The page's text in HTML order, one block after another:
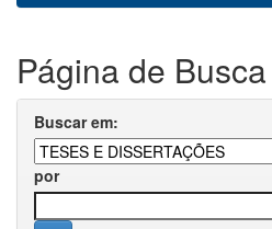
Página de Busca
Buscar em:
por